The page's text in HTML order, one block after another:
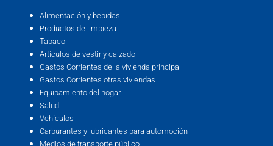
Alimentación y bebidas
Productos de limpieza
Tabaco
Artículos de vestir y calzado
Gastos Corrientes de la vivienda principal
Gastos Corrientes otras viviendas
Equipamiento del hogar
Salud
Vehículos
Carburantes y lubricantes para automoción
Medios de transporte público